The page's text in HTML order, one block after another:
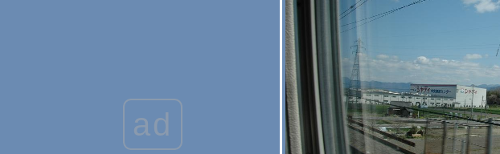
Kobe: Nofuku-ji Temple
Himeji: Himeji Castle Part 2
Himeji: Himeji Castle Part 1
Osaka: Universal Studio Japan - Part 3
ad